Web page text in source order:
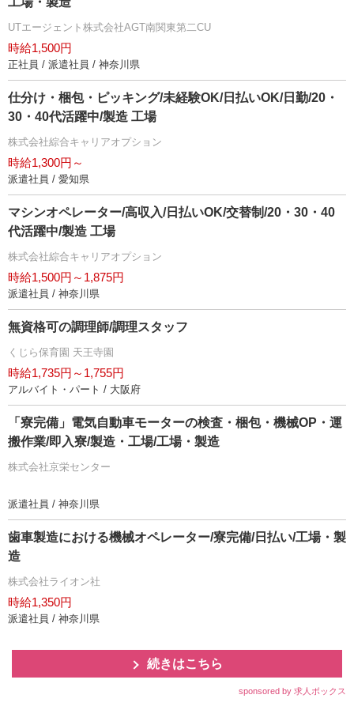
UTエージェント株式会社AGT南関東第二CU
時給1,500円
正社員 / 派遣社員 / 神奈川県
仕分け・梱包・ピッキング/未経験OK/日払いOK/日勤/20・
30・40代活躍中/製造 工場
株式会社綜合キャリアオプション
時給1,300円～
派遣社員 / 愛知県
マシンオペレーター/高収入/日払いOK/交替制/20・30・40
代活躍中/製造 工場
株式会社綜合キャリアオプション
時給1,500円～1,875円
派遣社員 / 神奈川県
無資格可の調理師/調理スタッフ
くじら保育園 天王寺園
時給1,735円～1,755円
アルバイト・パート / 大阪府
「寮完備」電気自動車モーターの検査・梱包・機械OP・運
搬作業/即入寮/製造・工場/工場・製造
株式会社京栄センター
派遣社員 / 神奈川県
歯車製造における機械オペレーター/寮完備/日払い/工場・製
造
株式会社ライオン社
時給1,350円
派遣社員 / 神奈川県
続きはこちら
sponsored by 求人ボックス